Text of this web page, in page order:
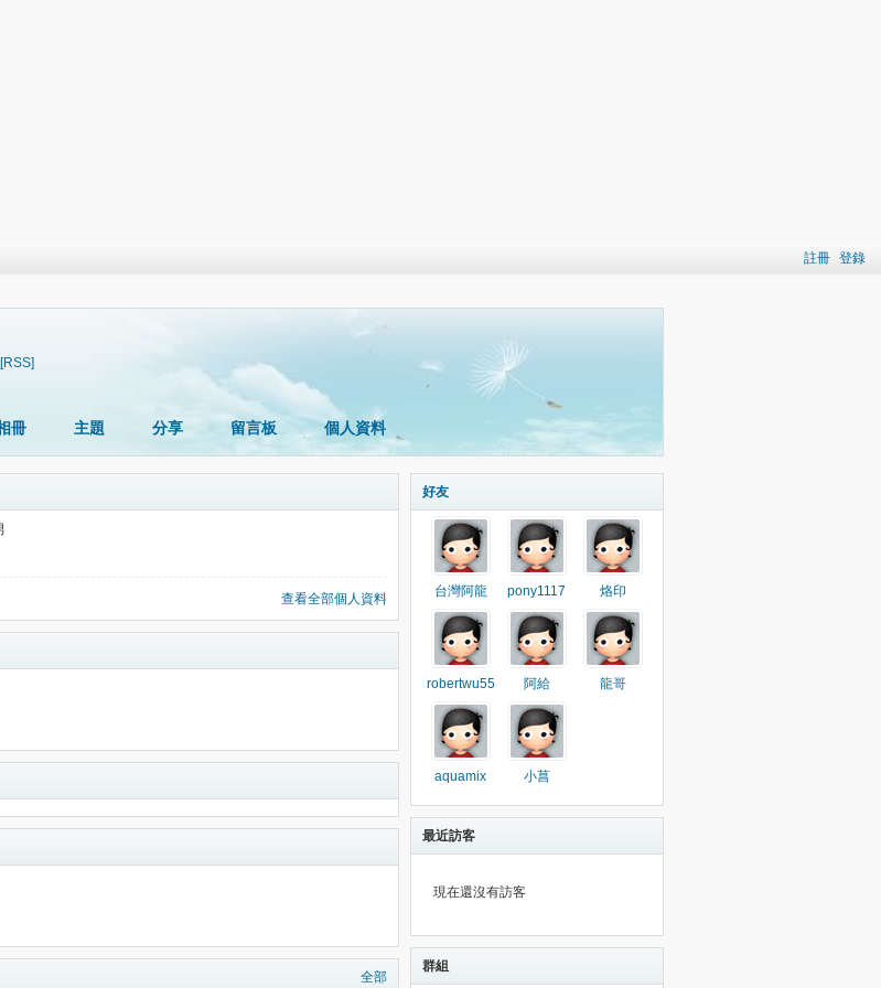
註冊 登錄
[RSS]
冊 主題 分享 留言板 個人資料
查看全部個人資料
全部
好友
台灣阿龍 pony1117 烙印
robertwu55 阿給 龍哥
aquamix 小菖
最近訪客
現在還沒有訪客
群組